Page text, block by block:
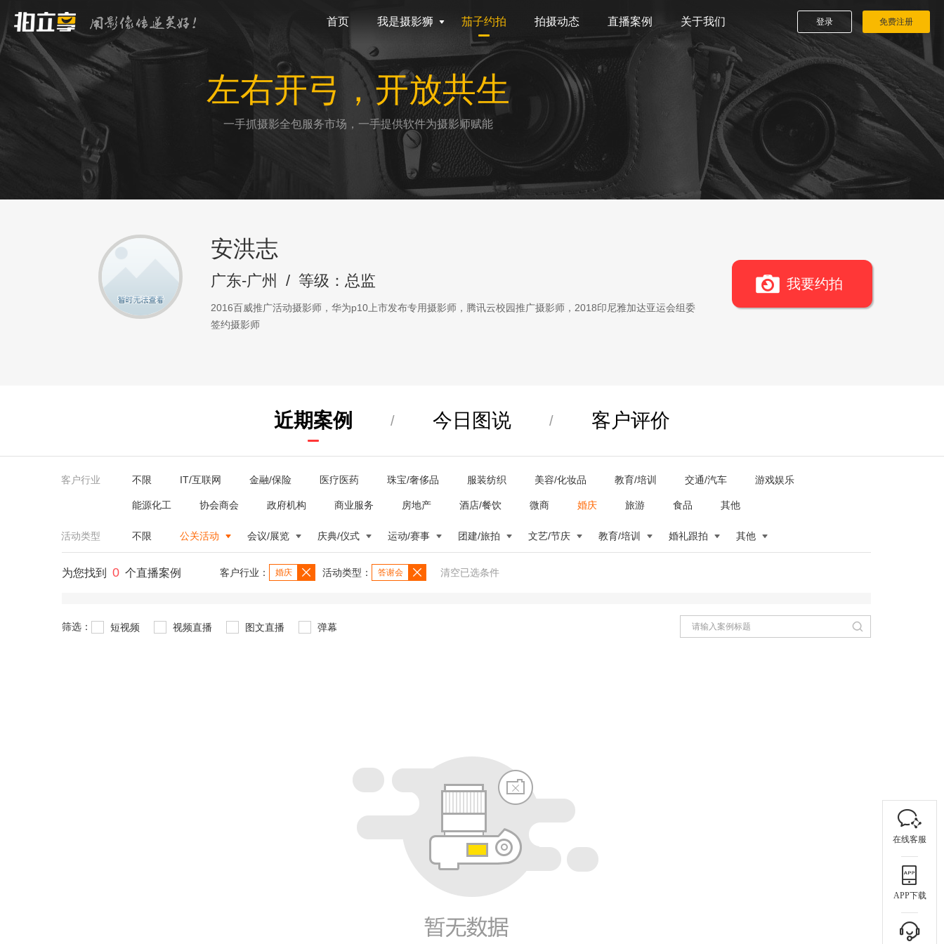
首页 我是摄影狮 茄子约拍 拍摄动态 直播案例 关于我们 登录 免费注册
左右开弓，开放共生
一手抓摄影全包服务市场，一手提供软件为摄影师赋能
安洪志
广东-广州 / 等级：总监
2016百威推广活动摄影师，华为p10上市发布专用摄影师，腾讯云校园推广摄影师，2018印尼雅加达亚运会组委
签约摄影师
我要约拍
近期案例 / 今日图说 / 客户评价
客户行业 不限 IT/互联网 金融/保险 医疗医药 珠宝/奢侈品 服装纺织 美容/化妆品 教育/培训 交通/汽车 游戏娱乐
能源化工 协会商会 政府机构 商业服务 房地产 酒店/餐饮 微商 婚庆 旅游 食品 其他
活动类型 不限 公关活动 会议/展览 庆典/仪式 运动/赛事 团建/旅拍 文艺/节庆 教育/培训 婚礼跟拍 其他
为您找到 0 个直播案例 客户行业： 婚庆 活动类型： 答谢会 清空已选条件
筛选： 短视频 视频直播 图文直播 弹幕
在线客服
APP下载